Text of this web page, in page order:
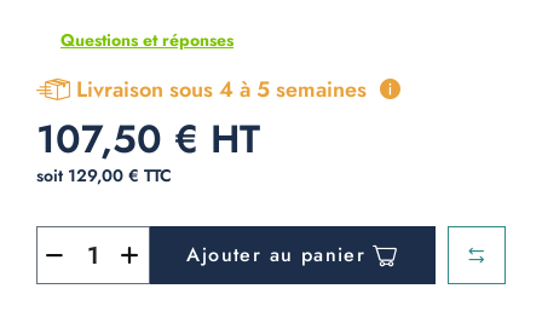
Questions et réponses
Livraison sous 4 à 5 semaines
107,50 € HT
soit 129,00 € TTC
Ajouter au panier